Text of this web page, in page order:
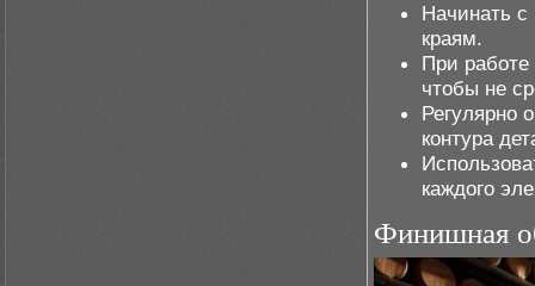
Начинать с
краям.
При
чтобы не
Регулярно
контура
каждого
Финишная